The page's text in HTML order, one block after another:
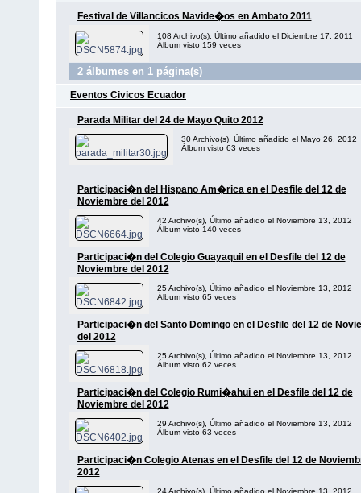
Festival de Villancicos Navide�os en Ambato 2011
108 Archivo(s), Último añadido el Diciembre 17, 2011
Álbum visto 159 veces
2 álbumes en 1 página(s)
Eventos Civicos Ecuador
Parada Militar del 24 de Mayo Quito 2012
30 Archivo(s), Último añadido el Mayo 26, 2012
Álbum visto 63 veces
Participaci�n del Hispano Am�rica en el Desfile del 12 de
Noviembre del 2012
42 Archivo(s), Último añadido el Noviembre 13, 2012
Álbum visto 140 veces
Participaci�n del Colegio Guayaquil en el Desfile del 12 de
Noviembre del 2012
25 Archivo(s), Último añadido el Noviembre 13, 2012
Álbum visto 65 veces
Participaci�n del Santo Domingo en el Desfile del 12 de
del 2012
25 Archivo(s), Último añadido el Noviembre 13, 2012
Álbum visto 62 veces
Participaci�n del Colegio Rumi�ahui en el Desfile del 12 de
Noviembre del 2012
29 Archivo(s), Último añadido el Noviembre 13, 2012
Álbum visto 63 veces
Participaci�n Colegio Atenas en el Desfile del 12 de
2012
24 Archivo(s), Último añadido el Noviembre 13, 2012